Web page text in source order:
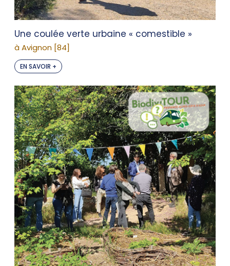
Une coulée verte urbaine « comestible »
à Avignon [84]
EN SAVOIR +